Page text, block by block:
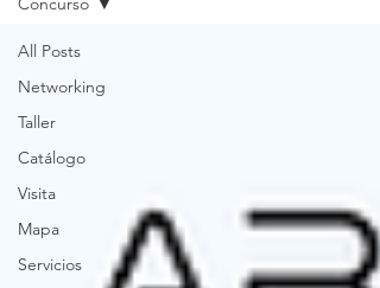
All Posts
Networking
Taller
Catálogo
Visita
Mapa
Servicios